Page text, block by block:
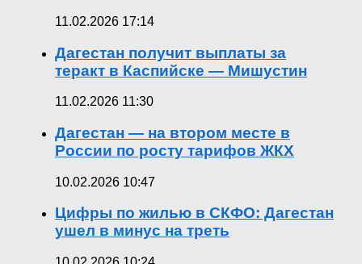
11.02.2026 17:14
Дагестан получит выплаты за
теракт в Каспийске — Мишустин
11.02.2026 11:30
Дагестан — на втором месте в
России по росту тарифов ЖКХ
10.02.2026 10:47
Цифры по жилью в СКФО: Дагестан
ушел в минус на треть